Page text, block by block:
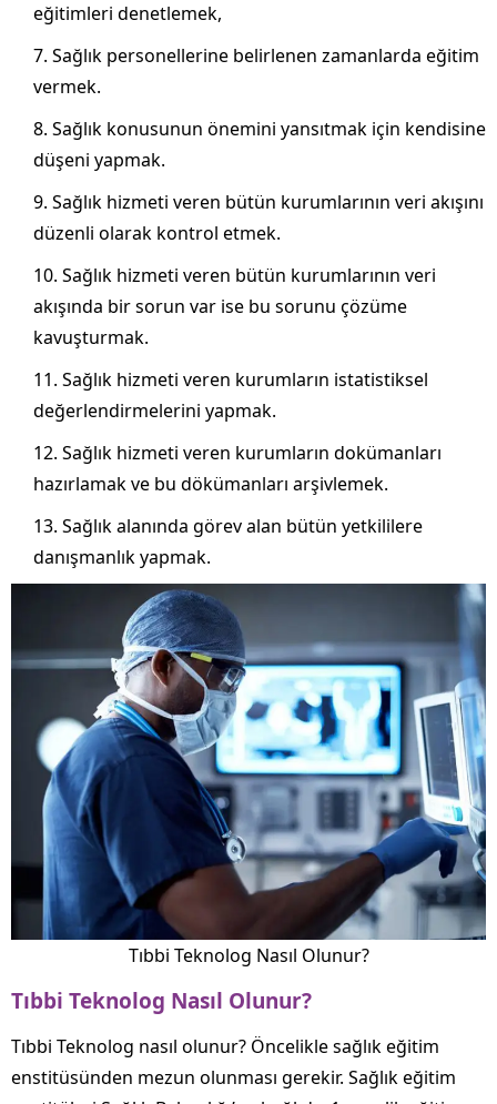
eğitimleri denetlemek,
Sağlık personellerine belirlenen zamanlarda eğitim
vermek.
Sağlık konusunun önemini yansıtmak için kendisine
düşeni yapmak.
Sağlık hizmeti veren bütün kurumlarının veri akışını
düzenli olarak kontrol etmek.
Sağlık hizmeti veren bütün kurumlarının veri
akışında bir sorun var ise bu sorunu çözüme
kavuşturmak.
Sağlık hizmeti veren kurumların istatistiksel
değerlendirmelerini yapmak.
Sağlık hizmeti veren kurumların dokümanları
hazırlamak ve bu dökümanları arşivlemek.
Sağlık alanında görev alan bütün yetkililere
danışmanlık yapmak.
Tıbbi Teknolog Nasıl Olunur?
Tıbbi Teknolog Nasıl Olunur?
Tıbbi Teknolog nasıl olunur? Öncelikle sağlık eğitim
enstitüsünden mezun olunması gerekir. Sağlık eğitim